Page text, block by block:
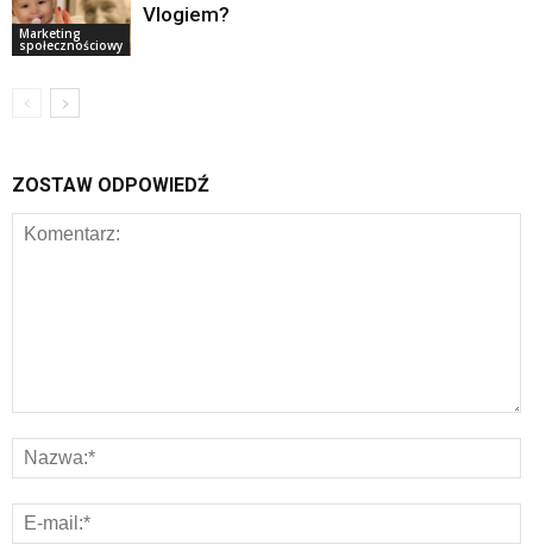
Marketing
społecznościowy
Vlogiem?
ZOSTAW ODPOWIEDŹ